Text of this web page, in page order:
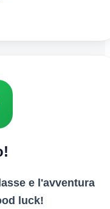
e l'avventura
luck!